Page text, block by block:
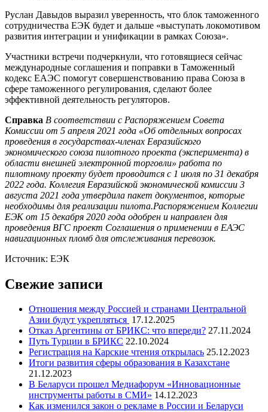
Руслан Давыдов выразил уверенность, что блок таможенного
сотрудничества ЕЭК будет и дальше «выступать локомотивом
развития интеграции и унификации в рамках Союза».
Участники встречи подчеркнули, что готовящиеся сейчас
международные соглашения и поправки в Таможенный
кодекс ЕАЭС помогут совершенствованию права Союза в
сфере таможенного регулирования, сделают более
эффективной деятельность регуляторов.
Справка В соответствии с Распоряжением Совета
Комиссии от 5 апреля 2021 года «Об отдельных вопросах
проведения в государствах-членах Евразийского
экономического союза пилотного проекта (эксперимента) в
области внешней электронной торговли» работа по
пилотному проекту будет проводится с 1 июля по 31 декабря
2022 года. Коллегия Евразийской экономической комиссии 3
августа 2021 года утвердила пакет документов, которые
необходимы для реализации пилота.Распоряжением Коллегии
ЕЭК от 15 декабря 2020 года одобрен и направлен для
проведения ВГС проект Соглашения о применении в ЕАЭС
навигационных пломб для отслеживания перевозок.
Источник: ЕЭК
Свежие записи
Отношения между Россией и странами Центральной
Азии будут укрепляться 17.12.2025
Отказ Аргентины от БРИКС: что впереди? 27.11.2024
Путь Турции в БРИКС 22.10.2024
Регистрация на Карские чтения открылась 25.12.2023
Итоги развития сферы образования в Казахстане
21.12.2023
В Беларуси прошел Медиафорум «Инновационные
инструменты работы в СМИ» 14.12.2023
Как изменился закон о рекламе в России и Беларуси